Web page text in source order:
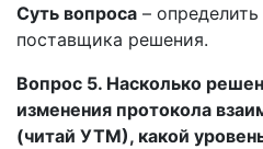
Суть вопроса –
поставщика решения.
Вопрос 5. Насколько
изменения протокола
(читай УТМ), какой